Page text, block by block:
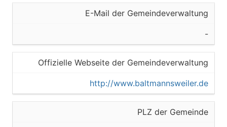
E-Mail der Gemeindeverwaltung
-
Offizielle Webseite der Gemeindeverwaltung
http://www.baltmannsweiler.de
PLZ der Gemeinde